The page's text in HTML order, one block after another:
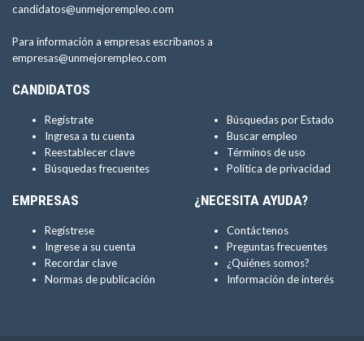
candidatos@unmejorempleo.com
Para información a empresas escríbanos a
empresas@unmejorempleo.com
CANDIDATOS
Regístrate
Ingresa a tu cuenta
Reestablecer clave
Búsquedas frecuentes
Búsquedas por Estado
Buscar empleo
Términos de uso
Política de privacidad
EMPRESAS
Regístrese
Ingrese a su cuenta
Recordar clave
Normas de publicación
¿NECESITA AYUDA?
Contáctenos
Preguntas frecuentes
¿Quiénes somos?
Información de interés